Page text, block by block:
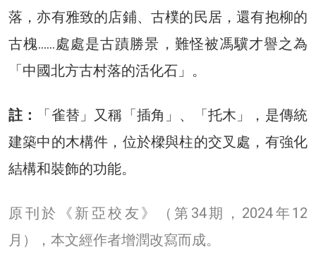
落，亦有雅致的店鋪、古樸的民居，還有抱柳的
古槐……處處是古蹟勝景，難怪被馮驥才譽之為
「中國北方古村落的活化石」。
註：
「雀替」又稱「插角」、「托木」，是傳統
建築中的木構件，位於樑與柱的交叉處，有強化
結構和裝飾的功能。
原刊於《新亞校友》（第34期，2024年12
月），本文經作者增潤改寫而成。